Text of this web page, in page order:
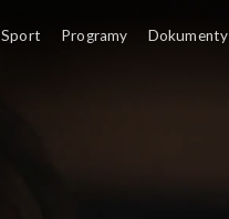
Sport Programy Dokumenty